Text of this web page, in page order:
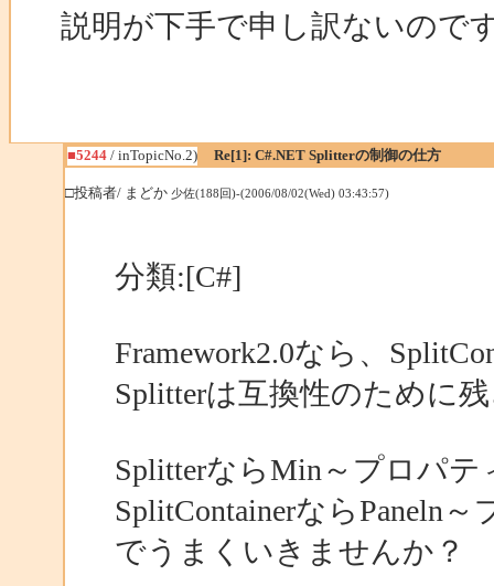
説明が下手で申し訳ないので
■5244/ inTopicNo.2) Re[1]: C#.NET Splitterの制御の仕方
□投稿者/ まどか 少佐(188回)-(2006/08/02(Wed) 03:43:57)
分類:[C#]
Framework2.0なら、
Splitterは互換性のために
SplitterならMin～プロパテ
SplitContainerならPaneln
でうまくいきませんか？